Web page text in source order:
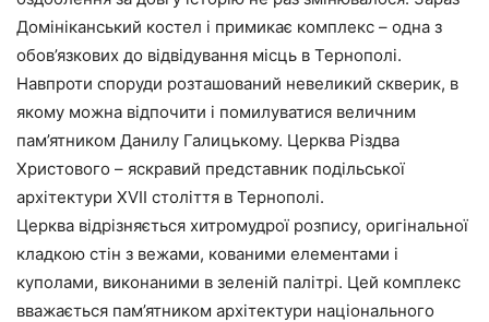
Домініканський костел і примикає комплекс – одна з
обов’язкових до відвідування місць в Тернополі.
Навпроти споруди розташований невеликий скверик, в
якому можна відпочити і помилуватися величним
пам’ятником Данилу Галицькому. Церква Різдва
Христового – яскравий представник подільської
архітектури XVII століття в Тернополі.
Церква відрізняється хитромудрої розпису, оригінальної
кладкою стін з вежами, кованими елементами і
куполами, виконаними в зеленій палітрі. Цей комплекс
вважається пам’ятником архітектури національного